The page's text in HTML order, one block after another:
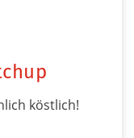
köstlich!